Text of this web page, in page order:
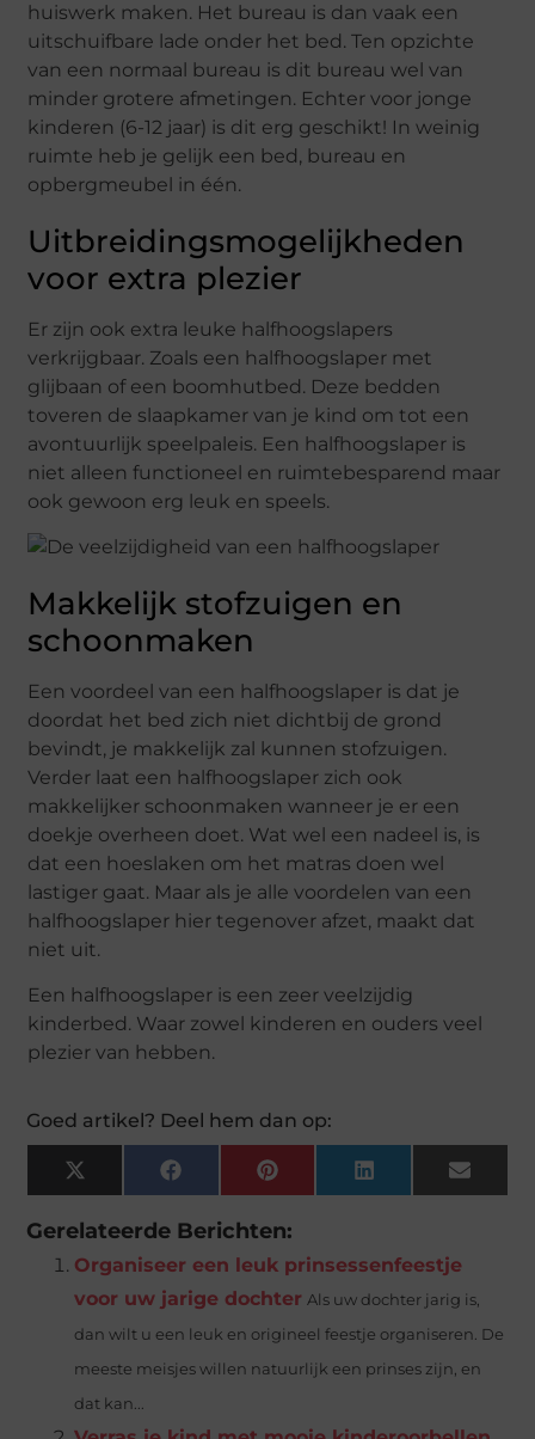
huiswerk maken. Het bureau is dan vaak een
uitschuifbare lade onder het bed. Ten opzichte
van een normaal bureau is dit bureau wel van
minder grotere afmetingen. Echter voor jonge
kinderen (6-12 jaar) is dit erg geschikt! In weinig
ruimte heb je gelijk een bed, bureau en
opbergmeubel in één.
Uitbreidingsmogelijkheden
voor extra plezier
Er zijn ook extra leuke halfhoogslapers
verkrijgbaar. Zoals een halfhoogslaper met
glijbaan of een boomhutbed. Deze bedden
toveren de slaapkamer van je kind om tot een
avontuurlijk speelpaleis. Een halfhoogslaper is
niet alleen functioneel en ruimtebesparend maar
ook gewoon erg leuk en speels.
Makkelijk stofzuigen en
schoonmaken
Een voordeel van een halfhoogslaper is dat je
doordat het bed zich niet dichtbij de grond
bevindt, je makkelijk zal kunnen stofzuigen.
Verder laat een halfhoogslaper zich ook
makkelijker schoonmaken wanneer je er een
doekje overheen doet. Wat wel een nadeel is, is
dat een hoeslaken om het matras doen wel
lastiger gaat. Maar als je alle voordelen van een
halfhoogslaper hier tegenover afzet, maakt dat
niet uit.
Een halfhoogslaper is een zeer veelzijdig
kinderbed. Waar zowel kinderen en ouders veel
plezier van hebben.
Goed artikel? Deel hem dan op:
X
(Twitter)
Facebook Pinterest LinkedIn Email
Gerelateerde Berichten:
Organiseer een leuk prinsessenfeestje
voor uw jarige dochter Als uw dochter jarig is,
dan wilt u een leuk en origineel feestje organiseren. De
meeste meisjes willen natuurlijk een prinses zijn, en
dat kan...